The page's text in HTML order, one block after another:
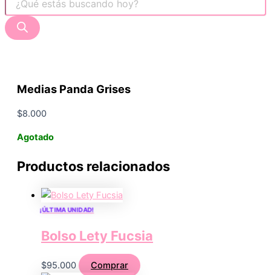
Medias Panda Grises
$8.000
Agotado
Productos relacionados
¡ÚLTIMA UNIDAD!
Bolso Lety Fucsia
$95.000 Comprar